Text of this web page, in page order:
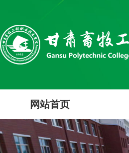
网站首页